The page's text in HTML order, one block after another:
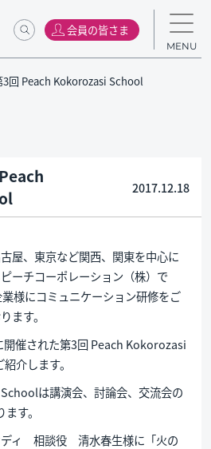
会員の皆さま
MENU
回 Peach Kokorozasi School
2017.12.18
屋、東京など関西、関東を中心に
ーチコーポレーション（株）で
様にコミュニケーション研修をご
ます。
催された第3回 Peach Kokorozasi
介します。
は講演会、討論会、交流会の
す。
ディ 相談役 清水春生様に「火の